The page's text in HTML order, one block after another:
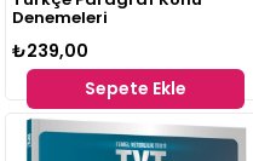
Denemeleri
₺239,00
Sepete Ekle